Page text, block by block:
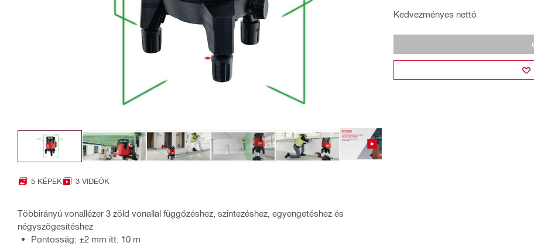
5 KÉPEK 3 VIDEÓK
Többirányú vonallézer 3 zöld vonallal függőzéshez, szintezéshez, egyengetéshez és
négyszögesítéshez
Pontosság: ±2 mm itt: 10 m
Kedvezményes nettó